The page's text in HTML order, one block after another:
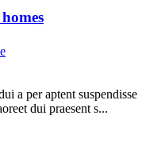
a per aptent suspendisse
dui praesent s...